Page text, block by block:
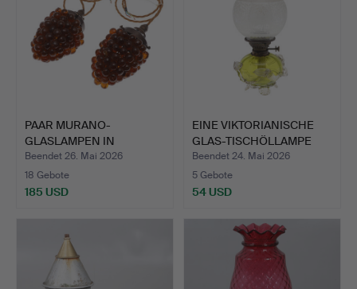
PAAR MURANO-
GLASLAMPEN IN
TRAUBENFORM.
Beendet 26. Mai 2026
18 Gebote
185 USD
EINE VIKTORIANISCHE
GLAS-TISCHÖLLAMPE
MIT …
Beendet 24. Mai 2026
5 Gebote
54 USD